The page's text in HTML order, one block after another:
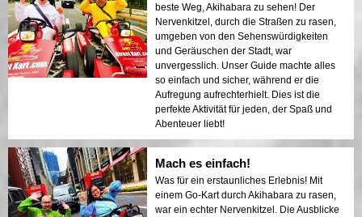
beste Weg, Akihabara zu sehen! Der
Nervenkitzel, durch die Straßen zu rasen,
umgeben von den Sehenswürdigkeiten
und Geräuschen der Stadt, war
unvergesslich. Unser Guide machte alles
so einfach und sicher, während er die
Aufregung aufrechterhielt. Dies ist die
perfekte Aktivität für jeden, der Spaß und
Abenteuer liebt!
Mach es einfach!
Was für ein erstaunliches Erlebnis! Mit
einem Go-Kart durch Akihabara zu rasen,
war ein echter Nervenkitzel. Die Ausblicke